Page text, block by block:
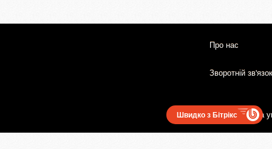
Про нас
Зворотній зв'язок
Користувацька
Швидко з Бітрікс